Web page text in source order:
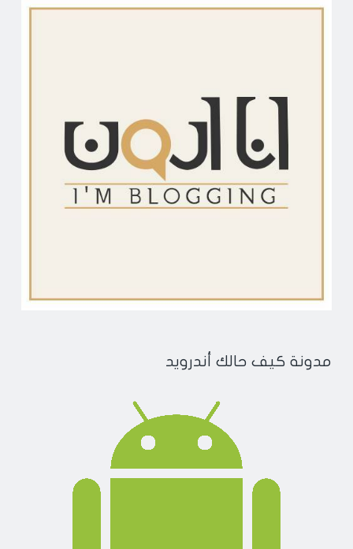
مدونة كيف حالك أندرويد